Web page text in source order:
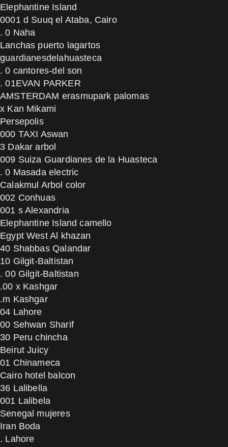
Elephantine Island
0001 d Suuq el Ataba, Cairo
. 0 Naha
Lanchas puerto lagartos
guardianesdelahuasteca
. 0 cantores-del son
. 01EVAN PARKER
AMSTERDAM erasmupark palomas
x Kan Mikami
Persepolis
000 TAXI Aswan
3 Dakar arbol
009 Suiza Guardianes de la Huasteca
. 0 Masada electric
Calakmul Arbol color
002 Conhuas
001 s Alexandria
Elephantine Island camello
Egypt West Al khazan
40 Shabbas Qalandar
10 Gilgit-Baltistan
. 00 Gilgit-Baltistan
.00 x Kashgar
.m Kashgar
04 Lahore
00 Sehwan Sharif
30 Peru chincha
Beirut Juicy
01 Chinameca
Cairo hotel balcon
36 Lalibella
001 Lalibela
Senegal mujeres
Iran Boda
. Lahore